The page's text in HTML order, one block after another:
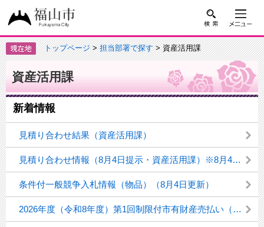
トップページ>担当部署で探す> 資産活用課
資産活用課
新着情報
見積り合わせ結果（資産活用課）
見積り合わせ情報（8月4日提示・資産活用課）※8月4日更新
条件付一般競争入札情報（物品）（8月4日更新）
2026年度（令和8年度）第1回制限付市有財産売払い（一般競争入札）の結果について